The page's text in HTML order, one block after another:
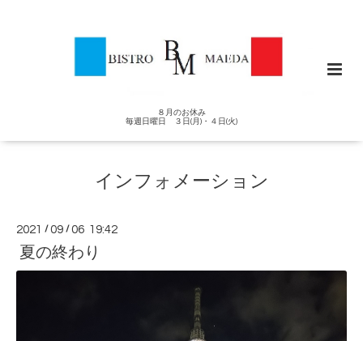
８月のお休み
毎週日曜日 ３日(月)・４日(火)
インフォメーション
2021 /09 /06 19:42
夏の終わり